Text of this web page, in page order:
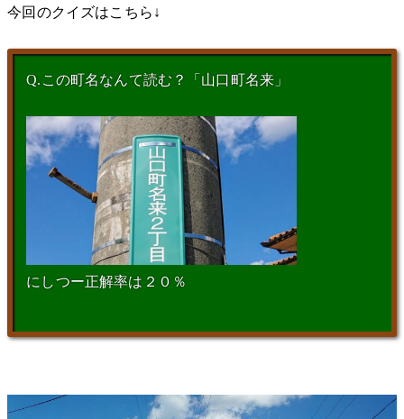
今回のクイズはこちら↓
Q.この町名なんて読む？「山口町名来」
にしつー正解率は２０％